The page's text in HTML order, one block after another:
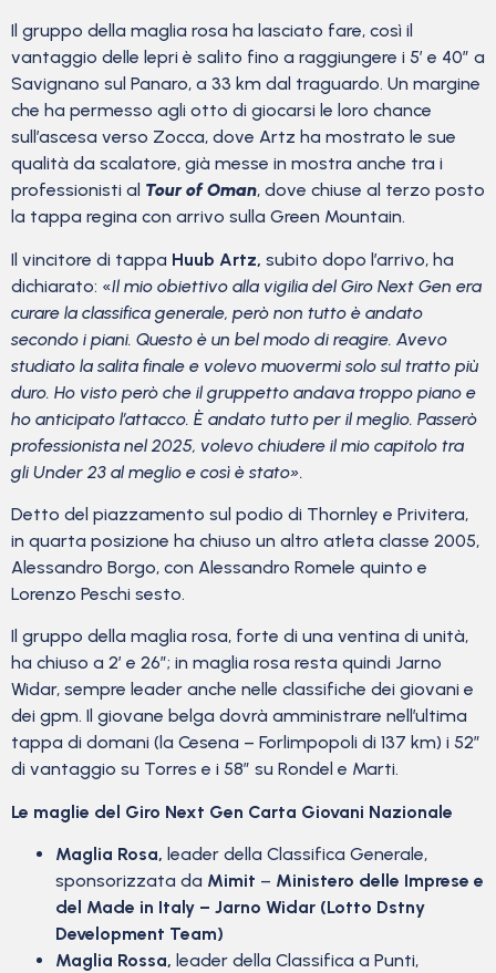
Il gruppo della maglia rosa ha lasciato fare, così il
vantaggio delle lepri è salito fino a raggiungere i 5′ e 40″ a
Savignano sul Panaro, a 33 km dal traguardo. Un margine
che ha permesso agli otto di giocarsi le loro chance
sull’ascesa verso Zocca, dove Artz ha mostrato le sue
qualità da scalatore, già messe in mostra anche tra i
professionisti al Tour of Oman, dove chiuse al terzo posto
la tappa regina con arrivo sulla Green Mountain.
Il vincitore di tappa Huub Artz, subito dopo l’arrivo, ha
dichiarato: «Il mio obiettivo alla vigilia del Giro Next Gen era
curare la classifica generale, però non tutto è andato
secondo i piani. Questo è un bel modo di reagire. Avevo
studiato la salita finale e volevo muovermi solo sul tratto più
duro. Ho visto però che il gruppetto andava troppo piano e
ho anticipato l’attacco. È andato tutto per il meglio. Passerò
professionista nel 2025, volevo chiudere il mio capitolo tra
gli Under 23 al meglio e così è stato».
Detto del piazzamento sul podio di Thornley e Privitera,
in quarta posizione ha chiuso un altro atleta classe 2005,
Alessandro Borgo, con Alessandro Romele quinto e
Lorenzo Peschi sesto.
Il gruppo della maglia rosa, forte di una ventina di unità,
ha chiuso a 2′ e 26″; in maglia rosa resta quindi Jarno
Widar, sempre leader anche nelle classifiche dei giovani e
dei gpm. Il giovane belga dovrà amministrare nell’ultima
tappa di domani (la Cesena – Forlimpopoli di 137 km) i 52″
di vantaggio su Torres e i 58″ su Rondel e Marti.
Le maglie del Giro Next Gen Carta Giovani Nazionale
Maglia Rosa, leader della Classifica Generale,
sponsorizzata da Mimit – Ministero delle Imprese e
del Made in Italy – Jarno Widar (Lotto Dstny
Development Team)
Maglia Rossa, leader della Classifica a Punti,